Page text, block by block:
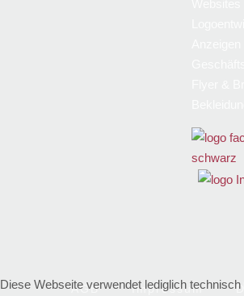
AGB Impressum
Diese Webseite verwendet lediglich